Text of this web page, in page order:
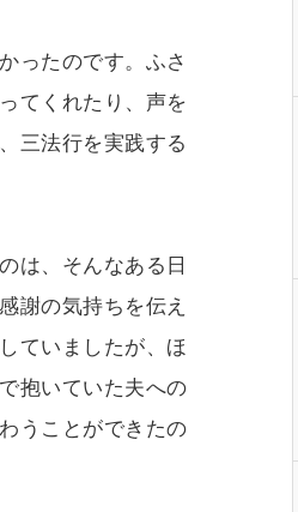
ったのです。ふさ
てくれたり、声を
三法行を実践する
は、そんなある日
謝の気持ちを伝え
ていましたが、ほ
抱いていた夫への
うことができたの